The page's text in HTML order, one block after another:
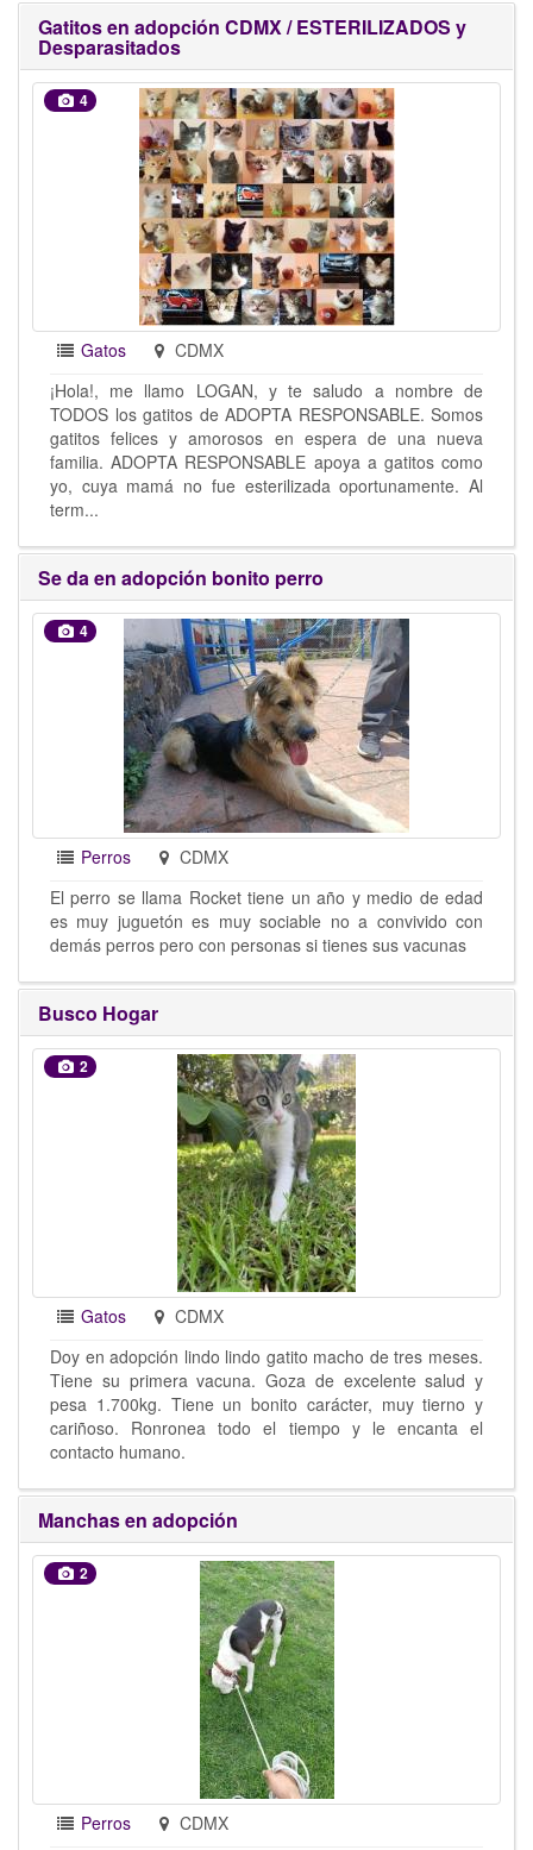
Gatitos en adopción CDMX / ESTERILIZADOS y
Desparasitados
4
Gatos
CDMX
¡Hola!, me llamo LOGAN, y te saludo a nombre de
TODOS los gatitos de ADOPTA RESPONSABLE. Somos
gatitos felices y amorosos en espera de una nueva
familia. ADOPTA RESPONSABLE apoya a gatitos como
yo, cuya mamá no fue esterilizada oportunamente. Al
term...
Se da en adopción bonito perro
4
Perros
CDMX
El perro se llama Rocket tiene un año y medio de edad
es muy juguetón es muy sociable no a convivido con
demás perros pero con personas si tienes sus vacunas
Busco Hogar
2
Gatos
CDMX
Doy en adopción lindo lindo gatito macho de tres meses.
Tiene su primera vacuna. Goza de excelente salud y
pesa 1.700kg. Tiene un bonito carácter, muy tierno y
cariñoso. Ronronea todo el tiempo y le encanta el
contacto humano.
Manchas en adopción
2
Perros
CDMX